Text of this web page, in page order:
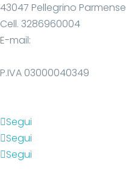
43047 Pellegrino Parmense
Cell. 3286960004
E-mail:
P.IVA 03000040349
Segui
Segui
Segui